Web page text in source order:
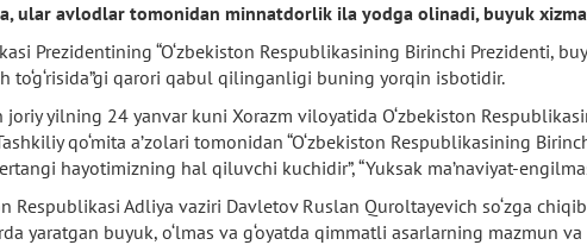
ular avlodlar tomonidan minnatdorlik ila yodga olinadi, buyuk
Prezidentining “O‘zbekiston Respublikasining Birinchi Prezidenti,
qarori qabul qilinganligi buning yorqin isbotidir.
joriy yilning 24 yanvar kuni Xorazm viloyatida O‘zbekiston
qo‘mita a’zolari tomonidan “O‘zbekiston Respublikasining
hayotimizning hal qiluvchi kuchidir”, “Yuksak ma’naviyat-
Respublikasi Adliya vaziri Davletov Ruslan Quroltayevich so‘zga
yaratgan buyuk, o‘lmas va g‘oyatda qimmatli asarlarning mazmun